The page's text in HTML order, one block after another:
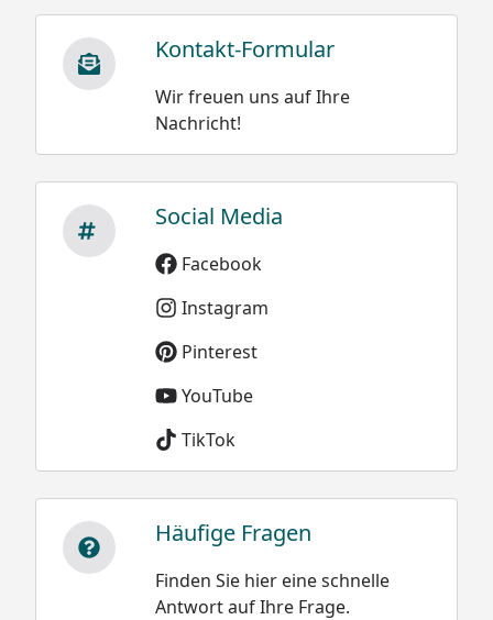
Kontakt-Formular
Wir freuen uns auf Ihre
Nachricht!
Social Media
Facebook
Instagram
Pinterest
YouTube
TikTok
Häufige Fragen
Finden Sie hier eine schnelle
Antwort auf Ihre Frage.